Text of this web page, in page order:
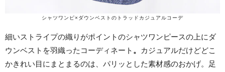
シャツワンピ×ダウンベストのトラッドカジュアルコーデ
細いストライプの織りがポイントのシャツワンピースの上にダ
ウンベストを羽織ったコーディネート 。
カジュアルだけどどこ
かきれい目にまとまるのは、パリッとした素材感のおかげ。足